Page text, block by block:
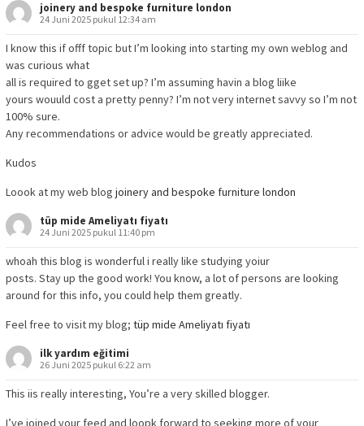
joinery and bespoke furniture london
24 Juni 2025 pukul 12:34 am
I know this if offf topic but I’m looking into starting my own weblog and
was curious what
all is required to gget set up? I’m assuming havin a blog liike
yours wouuld cost a pretty penny? I’m not very internet savvy so I’m not
100% sure.
Any recommendations or advice would be greatly appreciated.
Kudos
Loook at my web blog joinery and bespoke furniture london
tüp mide Ameliyatı fiyatı
24 Juni 2025 pukul 11:40 pm
whoah this blog is wonderful i really like studying yoiur
posts. Stay up the good work! You know, a lot of persons are looking
around for this info, you could help them greatly.
Feel free to visit my blog; tüp mide Ameliyatı fiyatı
ilk yardım eğitimi
26 Juni 2025 pukul 6:22 am
This iis really interesting, You’re a very skilled blogger.
I’ve joined your feed and loopk forward to seeking more of your